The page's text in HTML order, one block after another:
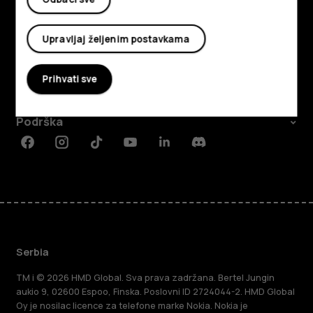
Istražite
O kompaniji
Planet and people
Podrška
FacebookInstagramTiktokYoutubeLinkedinDiscord
Serbia
TM i © 2026 HMD Global. Sva prava zadržana. Bertel Jungin
aukio 9, 02600 Espoo, Finska. Poslovni ID 2724044-2. HMD Global
Oy je nosilac licence za telefone marke Nokia. Nokia je
Upravljaj željenim postavkama
Prihvati sve